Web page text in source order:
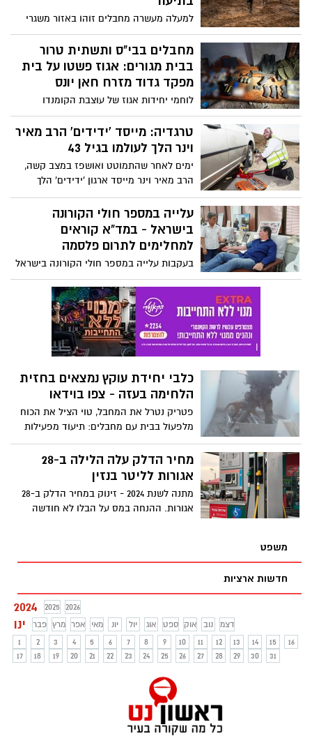
למעלה מעשרה מחבלים זוהו באזור משגרי
רקטות בחאן יונס על ידי כוחות יחידת מגלן
הפועלים בגזרה. באמצעות הכוונת כלי טיס
מאויש מרחוק, הם חוסלו. צפו בתיעוד
מחבלים בבי"ס ותשתית טרור
בבית מגורים: אגוז פשטו על בית
מפקד גדוד מזרח חאן יונס
לוחמי יחידות אגוז של עוצבת הקומנדו
שנלחמים בעומק מרחב חאן יונס, מחסלים
מחבלים בקרבות מטווח קצר, פושטים
ותוקפים יעדי טרור ומחסנים לייצור אמצעי
טרגדיה: מייסד 'ידידים' הרב מאיר
וינר הלך לעולמו בגיל 43
ימים לאחר שהתמוטט ואושפז במצב קשה,
הרב מאיר וינר מייסד ארגון 'ידידים' הלך
לעולמו והוא בן 43 בלבד
עלייה במספר חולי הקורונה
בישראל - במד"א קוראים
למחלימים לתרום פלסמה
בעקבות עלייה במספר חולי הקורונה בישראל
בשבועות האחרונים ולנוכח העובדה כי אין
בנמצא היום טיפול יעיל לחולים מדוכאי חיסון
הסובלים ממחלת קורונה ממושכת - גברה
באופן משמעותי הדרישה לאספקת מנות
פלסמה ממחלימים לצורך טיפול והצלת חייהם
של חולי קורונה במצבים מורכבים
כלבי יחידת עוקץ נמצאים בחזית
הלחימה בעזה - צפו בוידאו
פטריק נטרל את המחבל, טוי הציל את הכוח
מלפעול בבית עם מחבלים: תיעוד מפעילות
יחידת עוקץ ברצועת עזה
מחיר הדלק עלה הלילה ב-28
אגורות לליטר בנזין
מתנה לשנת 2024 - זינוק במחיר הדלק ב-28
אגורות. ההנחה במס על הבלו לא חודשה
משפט
חדשות ארציות
2024 2025 2026
ינו פבר מרץ אפר מאי יונ יול אוג ספט אוק נוב
דצמ
1
2 3 4 5 6 7 8 9 10 11 12 13 14 15
16
17
18 19 20 21 22 23 24 25 26 27 28 29 30 31